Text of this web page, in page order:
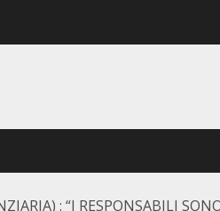
: “I RESPONSABILI